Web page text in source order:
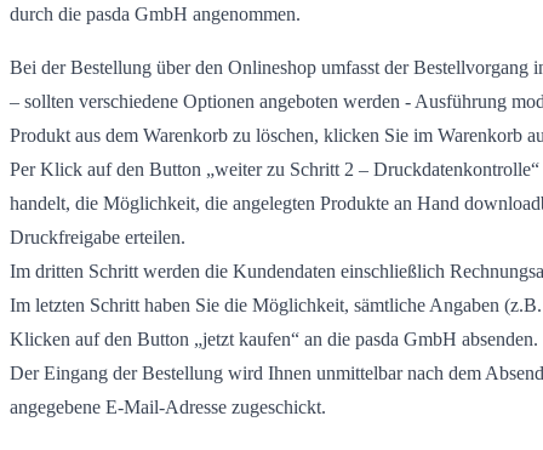
durch die pasda GmbH angenommen.
Bei der Bestellung über den Onlineshop umfasst der
– sollten verschiedene Optionen angeboten werden - Ausführung
Produkt aus dem Warenkorb zu löschen, klicken Sie im Warenkorb
Per Klick auf den Button „weiter zu Schritt 2 –
handelt, die Möglichkeit, die angelegten Produkte an Hand
Druckfreigabe erteilen.
Im dritten Schritt werden die Kundendaten einschließlich
Im letzten Schritt haben Sie die Möglichkeit, sämtliche Angaben
Klicken auf den Button „jetzt kaufen“ an die pasda GmbH absenden.
Der Eingang der Bestellung wird Ihnen unmittelbar nach dem
angegebene E-Mail-Adresse zugeschickt.